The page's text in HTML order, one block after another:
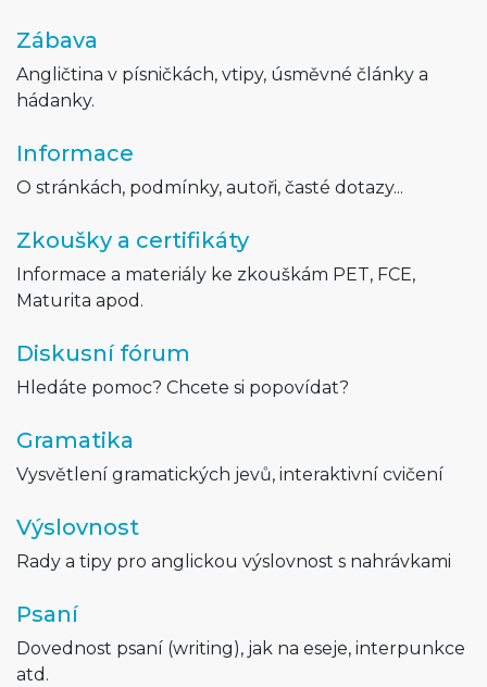
Zábava
Angličtina v písničkách, vtipy, úsměvné články a
hádanky.
Informace
O stránkách, podmínky, autoři, časté dotazy...
Zkoušky a certifikáty
Informace a materiály ke zkouškám PET, FCE,
Maturita apod.
Diskusní fórum
Hledáte pomoc? Chcete si popovídat?
Gramatika
Vysvětlení gramatických jevů, interaktivní cvičení
Výslovnost
Rady a tipy pro anglickou výslovnost s nahrávkami
Psaní
Dovednost psaní (writing), jak na eseje, interpunkce
atd.